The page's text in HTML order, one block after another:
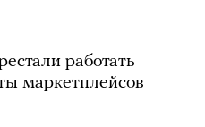
работать
маркетплейсов